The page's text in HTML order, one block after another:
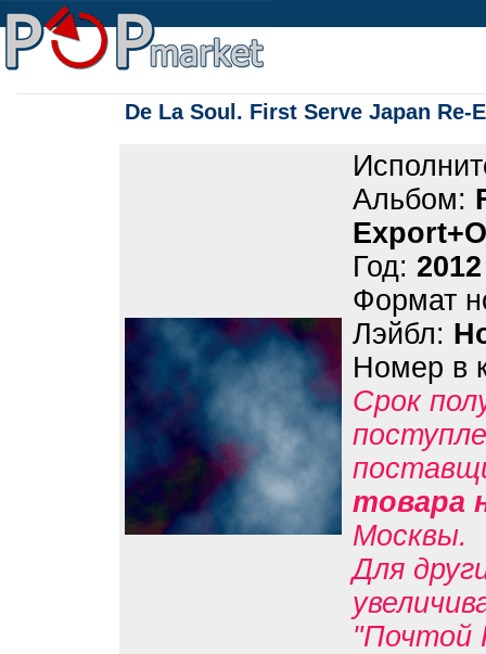
De La Soul. First Serve Japan Re-
Альбом:
Год: 2012
Формат
Лэйбл:
Номер в
Срок
товара
Москвы.
Для
"Почтой